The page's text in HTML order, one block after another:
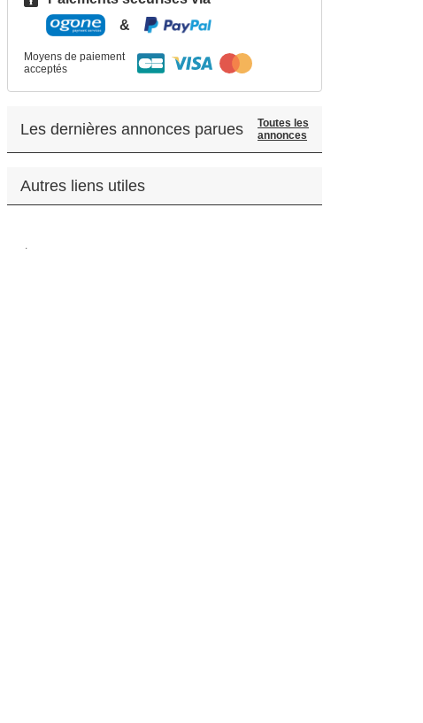
&
Moyens de paiement
acceptés
Les dernières annonces parues
Toutes les
annonces
Autres liens utiles
.